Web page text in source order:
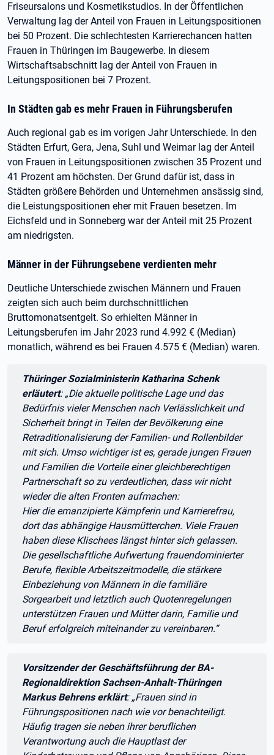
Friseursalons und Kosmetikstudios. In der Öffentlichen
Verwaltung lag der Anteil von Frauen in Leitungspositionen
bei 50 Prozent. Die schlechtesten Karrierechancen hatten
Frauen in Thüringen im Baugewerbe. In diesem
Wirtschaftsabschnitt lag der Anteil von Frauen in
Leitungspositionen bei 7 Prozent.
In Städten gab es mehr Frauen in Führungsberufen
Auch regional gab es im vorigen Jahr Unterschiede. In den
Städten Erfurt, Gera, Jena, Suhl und Weimar lag der Anteil
von Frauen in Leitungspositionen zwischen 35 Prozent und
41 Prozent am höchsten. Der Grund dafür ist, dass in
Städten größere Behörden und Unternehmen ansässig sind,
die Leistungspositionen eher mit Frauen besetzen. Im
Eichsfeld und in Sonneberg war der Anteil mit 25 Prozent
am niedrigsten.
Männer in der Führungsebene verdienten mehr
Deutliche Unterschiede zwischen Männern und Frauen
zeigten sich auch beim durchschnittlichen
Bruttomonatsentgelt. So erhielten Männer in
Leitungsberufen im Jahr 2023 rund 4.992 € (Median)
monatlich, während es bei Frauen 4.575 € (Median) waren.
Zitat:
Thüringer Sozialministerin Katharina Schenk
erläutert: „Die aktuelle politische Lage und das
Bedürfnis vieler Menschen nach Verlässlichkeit und
Sicherheit bringt in Teilen der Bevölkerung eine
Retraditionalisierung der Familien- und Rollenbilder
mit sich. Umso wichtiger ist es, gerade jungen Frauen
und Familien die Vorteile einer gleichberechtigen
Partnerschaft so zu verdeutlichen, dass wir nicht
wieder die alten Fronten aufmachen:
Hier die emanzipierte Kämpferin und Karrierefrau,
dort das abhängige Hausmütterchen. Viele Frauen
haben diese Klischees längst hinter sich gelassen.
Die gesellschaftliche Aufwertung frauendominierter
Berufe, flexible Arbeitszeitmodelle, die stärkere
Einbeziehung von Männern in die familiäre
Sorgearbeit und letztlich auch Quotenregelungen
unterstützen Frauen und Mütter darin, Familie und
Beruf erfolgreich miteinander zu vereinbaren.“
Zitat:
Vorsitzender der Geschäftsführung der BA-
Regionaldirektion Sachsen-Anhalt-Thüringen
Markus Behrens erklärt: „Frauen sind in
Führungspositionen nach wie vor benachteiligt.
Häufig tragen sie neben ihrer beruflichen
Verantwortung auch die Hauptlast der